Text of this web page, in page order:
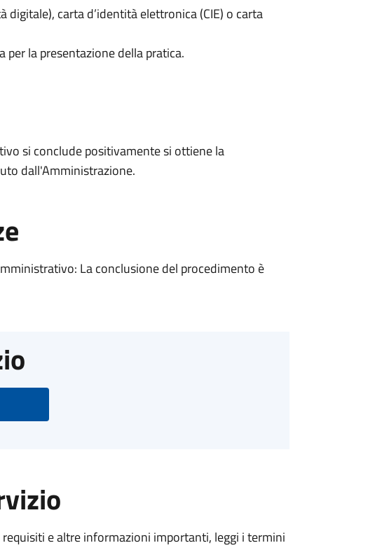
digitale), carta d’identità elettronica (CIE) o carta
la presentazione della pratica.
si conclude positivamente si ottiene la
dall'Amministrazione.
La conclusione del procedimento è
e altre informazioni importanti, leggi i termini